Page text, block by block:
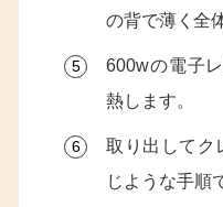
の背で薄く全
600wの電子
熱します。
取り出してク
じような手順